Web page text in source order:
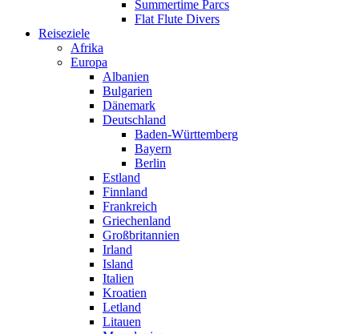
Summertime Parcs
Flat Flute Divers
Reiseziele
Afrika
Europa
Albanien
Bulgarien
Dänemark
Deutschland
Baden-Württemberg
Bayern
Berlin
Estland
Finnland
Frankreich
Griechenland
Großbritannien
Irland
Island
Italien
Kroatien
Letland
Litauen